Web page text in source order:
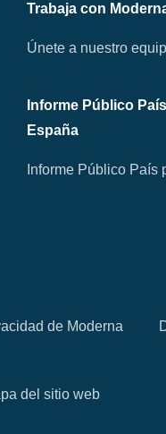
Trabaja con
Únete a nuestro
Informe Público
España
Informe Público País
de Moderna
del sitio web